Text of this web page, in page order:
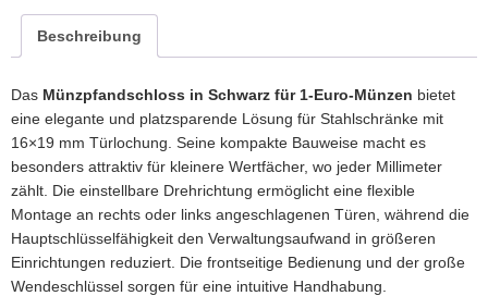
Beschreibung
Das Münzpfandschloss in Schwarz für 1-Euro-Münzen bietet
eine elegante und platzsparende Lösung für Stahlschränke mit
16×19 mm Türlochung. Seine kompakte Bauweise macht es
besonders attraktiv für kleinere Wertfächer, wo jeder Millimeter
zählt. Die einstellbare Drehrichtung ermöglicht eine flexible
Montage an rechts oder links angeschlagenen Türen, während die
Hauptschlüsselfähigkeit den Verwaltungsaufwand in größeren
Einrichtungen reduziert. Die frontseitige Bedienung und der große
Wendeschlüssel sorgen für eine intuitive Handhabung.